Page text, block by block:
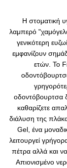
Η στοματική
λαμπερό
γενικότερη
εμφανίζουν
ετών. Το
οδοντόβουρτσα
καθαρίζετε
διάλυση της
Gel, ένα
λειτουργεί
πέτρα αλλά και
Απιονισμένο